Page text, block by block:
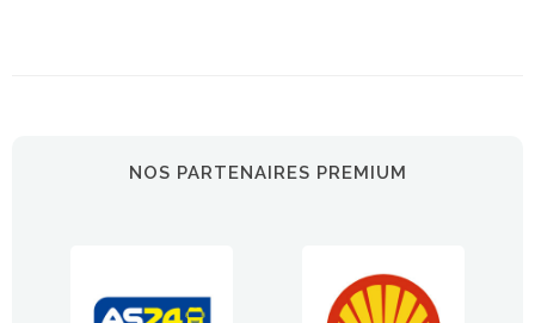
NOS PARTENAIRES PREMIUM